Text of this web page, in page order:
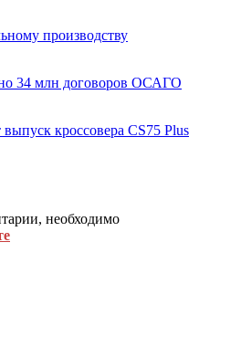
производству
34 млн договоров ОСАГО
выпуск кроссовера CS75 Plus
необходимо